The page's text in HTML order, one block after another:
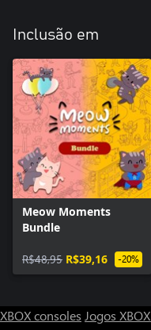
Inclusão em
Meow Moments
Bundle
R$48,95 R$39,16 -20%
XBOX consoles Jogos XBOX